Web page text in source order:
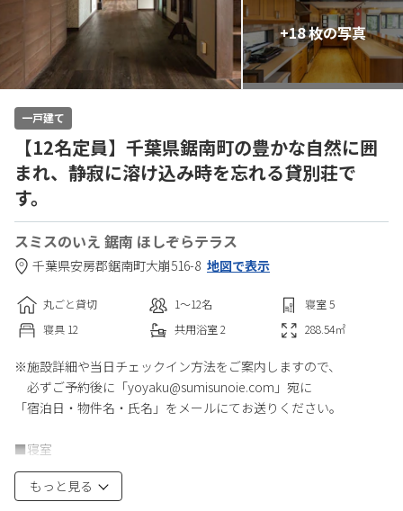
+18 枚の写真
一戸建て
【12名定員】千葉県鋸南町の豊かな自然に囲
まれ、静寂に溶け込み時を忘れる貸別荘で
す。
スミスのいえ 鋸南 ほしぞらテラス
千葉県安房郡鋸南町大崩516-8 地図で表示
丸ごと貸切 1〜12名 寝室 5
寝具 12 共用浴室 2 288.54㎡
※施設詳細や当日チェックイン方法をご案内しますので、
必ずご予約後に「yoyaku@sumisunoie.com」宛に
「宿泊日・物件名・氏名」をメールにてお送りください。
■寝室
・1階：2部屋 計6名（シングルマットレス3名様分×2部屋）
・2階：3部屋 計6名（2段ベッド2名様分、シングルベッド2名様
もっと見る